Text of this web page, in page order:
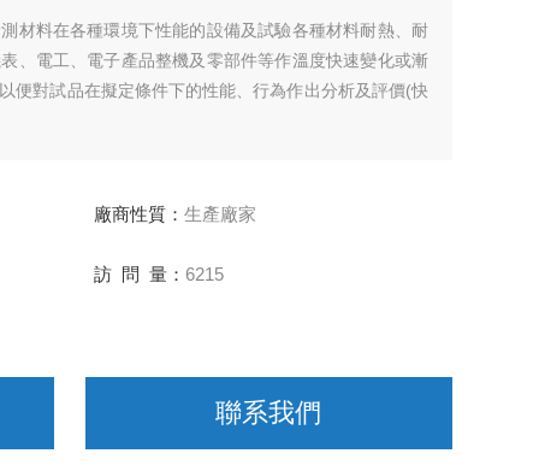
材料在各種環境下性能的設備及試驗各種材料耐熱、耐
、電工、電子產品整機及零部件等作溫度快速變化或漸
便對試品在擬定條件下的性能、行為作出分析及評價(快
廠商性質： 生產廠家
訪 問 量： 6215
聯系我們